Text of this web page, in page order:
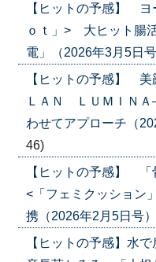
【ヒットの予感】
ｏｔ」> 大ヒット腸
電」（2026年3月5日
【ヒットの予感】 美
ＬＡＮ ＬＵＭＩＮ
わせてアプローチ（
46)
【ヒットの予感】 「
<「フェミクッション
携（2026年2月5日号
【ヒットの予感】水